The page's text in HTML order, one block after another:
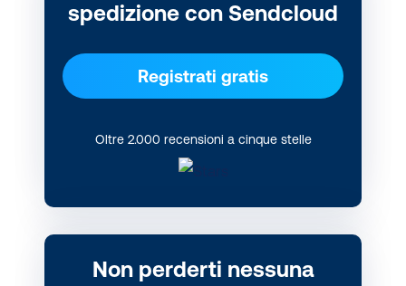
spedizione con Sendcloud
Registrati gratis
Oltre 2.000 recensioni a cinque stelle
Non perderti nessuna